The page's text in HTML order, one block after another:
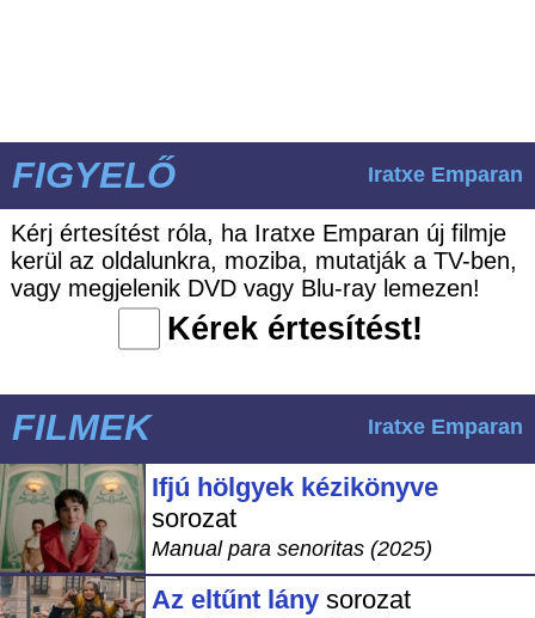
FIGYELŐ Iratxe Emparan
Kérj értesítést róla, ha Iratxe Emparan új filmje
kerül az oldalunkra, moziba, mutatják a TV-ben,
vagy megjelenik DVD vagy Blu-ray lemezen!
Kérek értesítést!
FILMEK Iratxe Emparan
Ifjú hölgyek kézikönyve
sorozat
Manual para senoritas (2025)
Az eltűnt lány sorozat